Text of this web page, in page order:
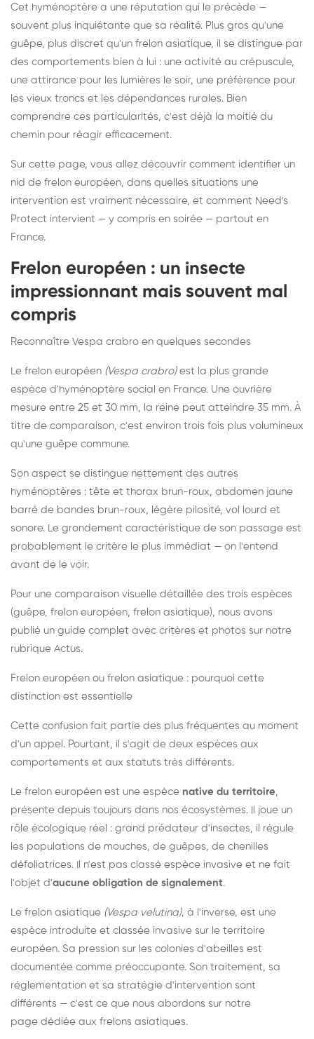
Cet hyménoptère a une réputation qui le précède —
souvent plus inquiétante que sa réalité. Plus gros qu'une
guêpe, plus discret qu'un frelon asiatique, il se distingue par
des comportements bien à lui : une activité au crépuscule,
une attirance pour les lumières le soir, une préférence pour
les vieux troncs et les dépendances rurales. Bien
comprendre ces particularités, c'est déjà la moitié du
chemin pour réagir efficacement.
Sur cette page, vous allez découvrir comment identifier un
nid de frelon européen, dans quelles situations une
intervention est vraiment nécessaire, et comment Need's
Protect intervient — y compris en soirée — partout en
France.
Frelon européen : un insecte
impressionnant mais souvent mal
compris
Reconnaître Vespa crabro en quelques secondes
Le frelon européen (Vespa crabro)est la plus grande
espèce d'hyménoptère social en France. Une ouvrière
mesure entre 25 et 30 mm, la reine peut atteindre 35 mm. À
titre de comparaison, c'est environ trois fois plus volumineux
qu'une guêpe commune.
Son aspect se distingue nettement des autres
hyménoptères : tête et thorax brun-roux, abdomen jaune
barré de bandes brun-roux, légère pilosité, vol lourd et
sonore. Le grondement caractéristique de son passage est
probablement le critère le plus immédiat — on l'entend
avant de le voir.
Pour une comparaison visuelle détaillée des trois espèces
(guêpe, frelon européen, frelon asiatique), nous avons
publié un guide complet avec critères et photos sur notre
rubrique Actus.
Frelon européen ou frelon asiatique : pourquoi cette
distinction est essentielle
Cette confusion fait partie des plus fréquentes au moment
d'un appel. Pourtant, il s'agit de deux espèces aux
comportements et aux statuts très différents.
Le frelon européen est une espèce native du territoire,
présente depuis toujours dans nos écosystèmes. Il joue un
rôle écologique réel : grand prédateur d'insectes, il régule
les populations de mouches, de guêpes, de chenilles
défoliatrices. Il n'est pas classé espèce invasive et ne fait
l'objet d'aucune obligation de signalement.
Le frelon asiatique (Vespa velutina), à l'inverse, est une
espèce introduite et classée invasive sur le territoire
européen. Sa pression sur les colonies d'abeilles est
documentée comme préoccupante. Son traitement, sa
réglementation et sa stratégie d'intervention sont
différents — c'est ce que nous abordons sur notre
page dédiée aux frelons asiatiques.